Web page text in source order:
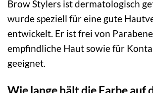
Brow Stylers ist dermatologisch
wurde speziell für eine gute
entwickelt. Er ist frei von
empfindliche Haut sowie für
geeignet.
Wie lange hält die Farbe auf